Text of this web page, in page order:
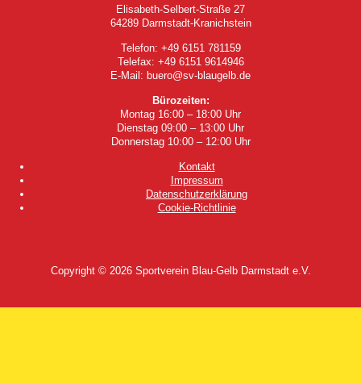
Elisabeth-Selbert-Straße 27
64289 Darmstadt-Kranichstein
Telefon: +49 6151 781159
Telefax: +49 6151 9614946
E-Mail: buero@sv-blaugelb.de
Bürozeiten:
Montag 16:00 – 18:00 Uhr
Dienstag 09:00 – 13:00 Uhr
Donnerstag 10:00 – 12:00 Uhr
Kontakt
Impressum
Datenschutzerklärung
Cookie-Richtlinie
Copyright © 2026 Sportverein Blau-Gelb Darmstadt e.V.